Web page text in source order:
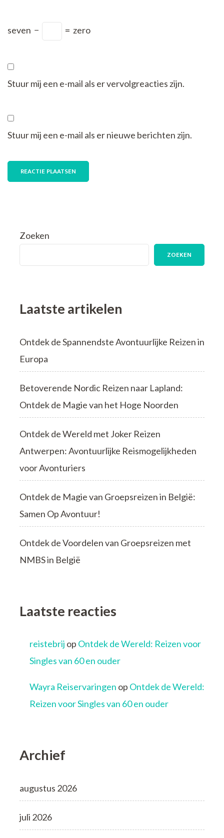
seven − = zero
Stuur mij een e-mail als er vervolgreacties zijn.
Stuur mij een e-mail als er nieuwe berichten zijn.
Zoeken
ZOEKEN
Laatste artikelen
Ontdek de Spannendste Avontuurlijke Reizen in
Europa
Betoverende Nordic Reizen naar Lapland:
Ontdek de Magie van het Hoge Noorden
Ontdek de Wereld met Joker Reizen
Antwerpen: Avontuurlijke Reismogelijkheden
voor Avonturiers
Ontdek de Magie van Groepsreizen in België:
Samen Op Avontuur!
Ontdek de Voordelen van Groepsreizen met
NMBS in België
Laatste reacties
reistebrij op Ontdek de Wereld: Reizen voor
Singles van 60 en ouder
Wayra Reiservaringen op Ontdek de Wereld:
Reizen voor Singles van 60 en ouder
Archief
augustus 2026
juli 2026